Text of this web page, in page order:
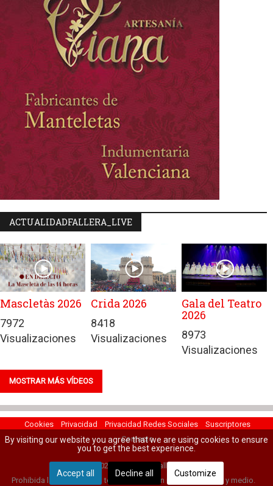
ACTUALIDADFALLERA_LIVE
Mascletàs 2026
7972
Visualizaciones
Crida 2026
8418
Visualizaciones
Gala del Teatro
2026
8973
Visualizaciones
MOSTRAR MÁS VÍDEOS
Cookies Privacidad Privacidad Redes Sociales
Suscriptores
Contacto
© 2022 Actualidad Fallera.
Prohibida la reproducción total o parcial sin mencionar autor y medio.
By visiting our website you agree that we are using cookies to ensure
you to get the best experience.
Accept all Decline all Customize